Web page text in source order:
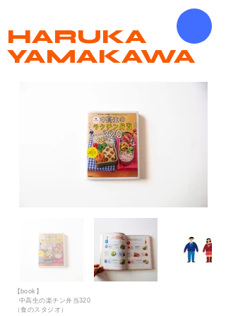
HARUKA
YAMAKAWA
​【 book】
中高生の楽チン弁当320
（食のスタジオ）